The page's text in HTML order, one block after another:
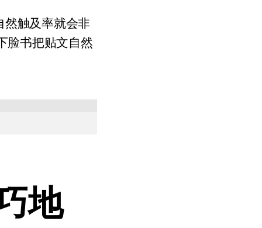
然触及率就会非
脸书把贴文自然
地